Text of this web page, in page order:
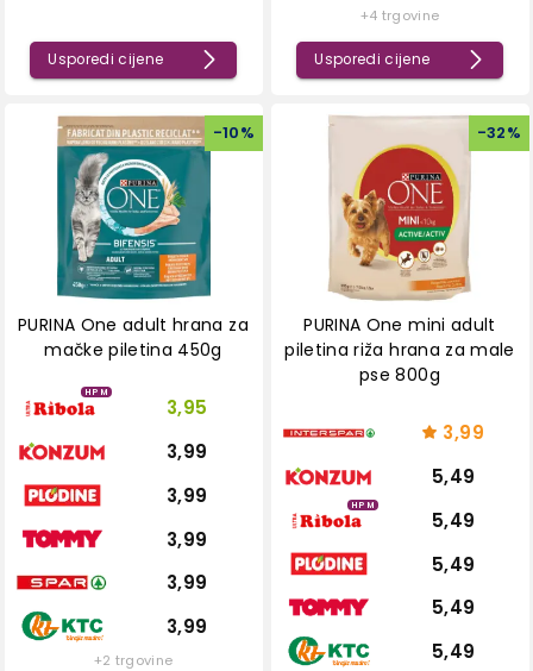
Usporedi cijene
+4 trgovine
Usporedi cijene
-10%
PURINA One adult hrana za
mačke piletina 450g
HPM
3,95
3,99
3,99
3,99
3,99
3,99
+2 trgovine
-32%
PURINA One mini adult
piletina riža hrana za male
pse 800g
3,99
5,49
HPM
5,49
5,49
5,49
5,49